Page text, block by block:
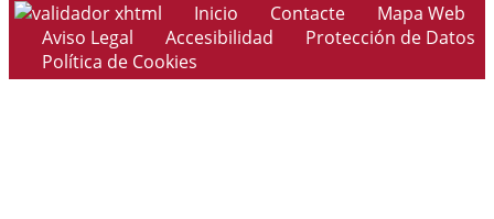
Inicio Contacte
Mapa Web
Aviso Legal
Accesibilidad
Protección de Datos
Política de Cookies